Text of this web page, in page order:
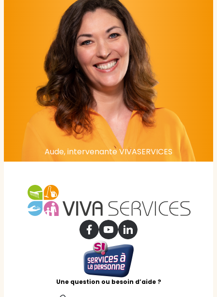
Aude, intervenante VIVASERVICES
Une question ou besoin d’aide ?